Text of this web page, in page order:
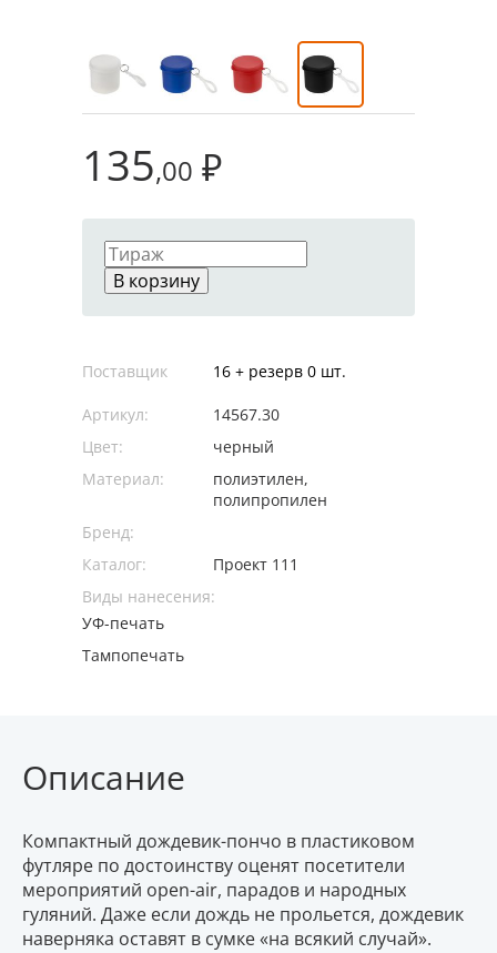
135,00 ₽
В корзину
Поставщик 16 + резерв 0 шт.
Артикул:
14567.30
Цвет:
черный
Материал:
полиэтилен,
полипропилен
Бренд:
Каталог:
Проект 111
Виды нанесения:
УФ-печать
Тампопечать
Описание
Компактный дождевик-пончо в пластиковом
футляре по достоинству оценят посетители
мероприятий open-air, парадов и народных
гуляний. Даже если дождь не прольется, дождевик
наверняка оставят в сумке «на всякий случай».